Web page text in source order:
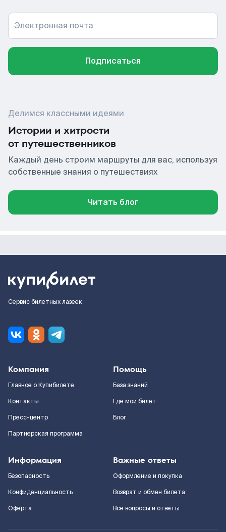
Электронная почта
Подписаться
Делимся классными идеями
Истории и хитрости
от путешественников
Каждый день строим маршруты для вас, используя
собственные знания о путешествиях
Читать блог
Сервис билетных лазеек
Компания
Главное о Купибилете
Контакты
Пресс-центр
Партнерская программа
Помощь
База знаний
Где мой билет
Блог
Информация
Безопасность
Конфиденциальность
Оферта
Важные ответы
Оформление и покупка
Возврат и обмен билета
Все вопросы и ответы